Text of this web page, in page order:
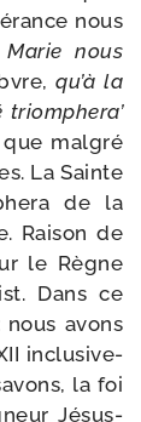
nous
nous
qu’à la
que mal­gré
La Sainte
de la
Raison de
le Règne
Dans ce
avons
inclu­si­ve­
la foi
Jésus-​